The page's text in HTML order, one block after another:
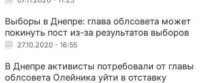
Выборы в Днепре: глава облсовета может
покинуть пост из-за результатов выборов
27.10.2020 - 16:55
В Днепре активисты потребовали от главы
облсовета Олейника уйти в отставку